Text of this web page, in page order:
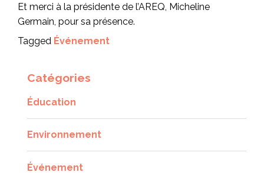
Et merci à la présidente de l’AREQ, Micheline
Germain, pour sa présence.
Tagged Événement
Catégories
Éducation
Environnement
Événement